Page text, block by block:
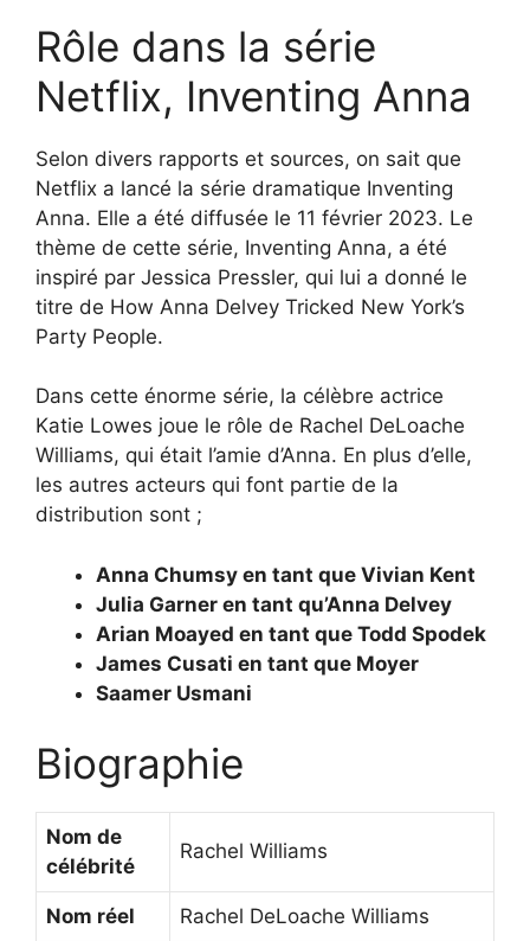
Rôle dans la série
Netflix, Inventing Anna
Selon divers rapports et sources, on sait que
Netflix a lancé la série dramatique Inventing
Anna. Elle a été diffusée le 11 février 2023. Le
thème de cette série, Inventing Anna, a été
inspiré par Jessica Pressler, qui lui a donné le
titre de How Anna Delvey Tricked New York’s
Party People.
Dans cette énorme série, la célèbre actrice
Katie Lowes joue le rôle de Rachel DeLoache
Williams, qui était l’amie d’Anna. En plus d’elle,
les autres acteurs qui font partie de la
distribution sont ;
Anna Chumsy en tant que Vivian Kent
Julia Garner en tant qu’Anna Delvey
Arian Moayed en tant que Todd Spodek
James Cusati en tant que Moyer
Saamer Usmani
Biographie
Nom de
célébrité
Rachel Williams
Nom réel Rachel DeLoache Williams